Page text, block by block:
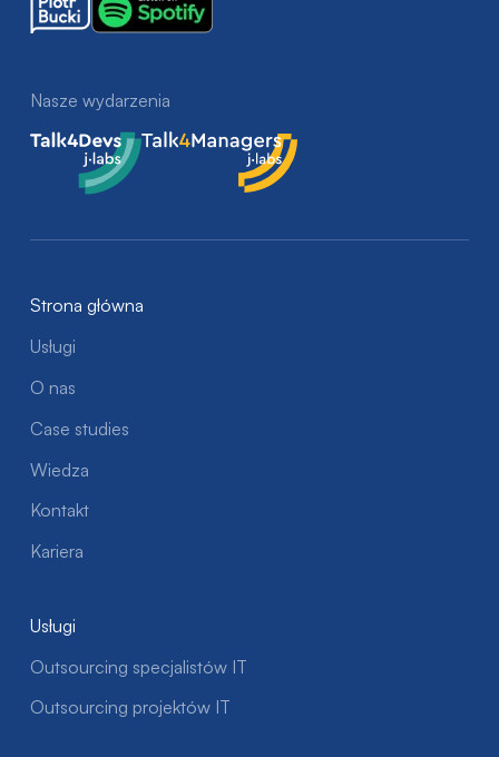
Nasze wydarzenia
Talk4Devs
Talk4Managers
Strona główna
Usługi
O nas
Case studies
Wiedza
Kontakt
Kariera
Usługi
Outsourcing specjalistów IT
Outsourcing projektów IT